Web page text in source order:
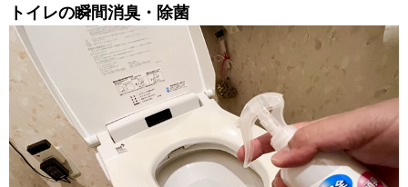
トイレの瞬間消臭・除菌